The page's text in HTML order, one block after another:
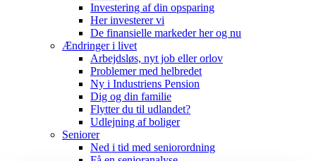
Investering af din opsparing
Her investerer vi
De finansielle markeder her og nu
Ændringer i livet
Arbejdsløs, nyt job eller orlov
Problemer med helbredet
Ny i Industriens Pension
Dig og din familie
Flytter du til udlandet?
Udlejning af boliger
Seniorer
Ned i tid med seniorordning